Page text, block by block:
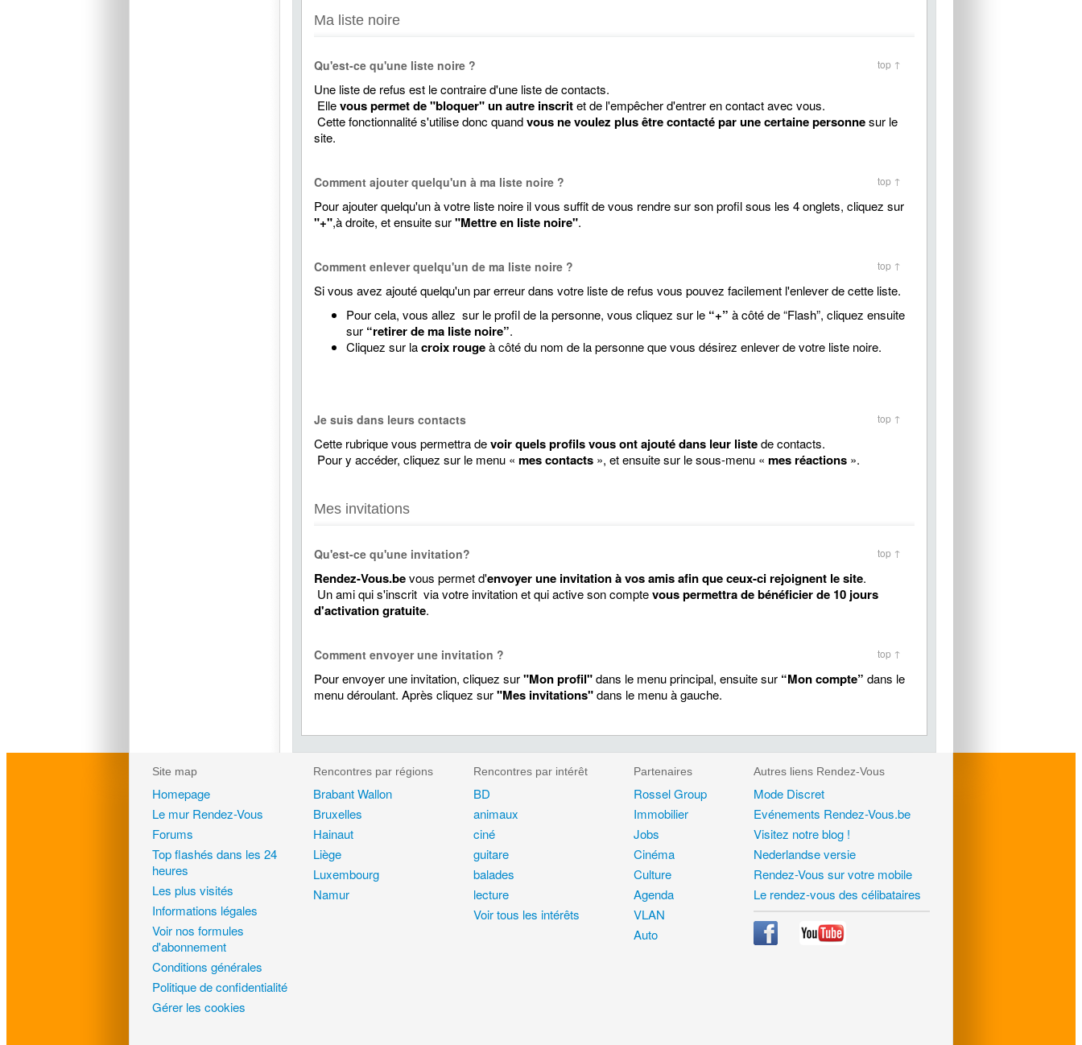
Ma liste noire
Qu'est-ce qu'une liste noire ? top ↑
Une liste de refus est le contraire d'une liste de contacts.
Ellevous permet de "bloquer" un autre inscritet de l'empêcher d'entrer en contact avec vous.
Cette fonctionnalité s'utilise donc quandvous ne voulez plus être contacté par une certaine personnesur le
site.
Comment ajouter quelqu'un à ma liste noire ? top ↑
Pour ajouter quelqu'un à votre liste noire il vous suffit de vous rendre sur son profil sous les 4 onglets, cliquez sur
"+",à droite, et ensuite sur"Mettre en liste noire".
Comment enlever quelqu'un de ma liste noire ? top ↑
Si vous avez ajouté quelqu'un par erreur dans votre liste de refus vous pouvez facilement l'enlever de cette liste.
Pour cela, vous allez sur le profil de la personne, vous cliquez sur le “+” à côté de “Flash”, cliquez ensuite
sur “retirer de ma liste noire”.
Cliquez sur lacroix rougeà côté du nom de la personne que vous désirez enlever de votre liste noire.
Je suis dans leurs contacts top ↑
Cette rubrique vous permettra devoir quels profils vous ont ajouté dans leur listede contacts.
Pour y accéder, cliquez sur le menu « mes contacts », et ensuite sur le sous-menu « mes réactions ».
Mes invitations
Qu'est-ce qu'une invitation? top ↑
Rendez-Vous.bevous permet d'envoyer une invitation à vos amis afin que ceux-ci rejoignent le site.
Un ami qui s'inscrit via votre invitation et qui active son comptevous permettra de bénéficier de 10 jours
d'activation gratuite.
Comment envoyer une invitation ? top ↑
Pour envoyer une invitation, cliquez sur"Mon profil"dans le menu principal, ensuite sur “Mon compte” dans le
menu déroulant. Après cliquez sur"Mes invitations"dans le menu à gauche.
Site map
Homepage
Le mur Rendez-Vous
Forums
Top flashés dans les 24
heures
Les plus visités
Informations légales
Voir nos formules
d'abonnement
Conditions générales
Politique de confidentialité
Gérer les cookies
Rencontres par régions
Brabant Wallon
Bruxelles
Hainaut
Liège
Luxembourg
Namur
Rencontres par intérêt
BD
animaux
ciné
guitare
balades
lecture
Voir tous les intérêts
Partenaires
Rossel Group
Immobilier
Jobs
Cinéma
Culture
Agenda
VLAN
Auto
Autres liens Rendez-Vous
Mode Discret
Evénements Rendez-Vous.be
Visitez notre blog !
Nederlandse versie
Rendez-Vous sur votre mobile
Le rendez-vous des célibataires